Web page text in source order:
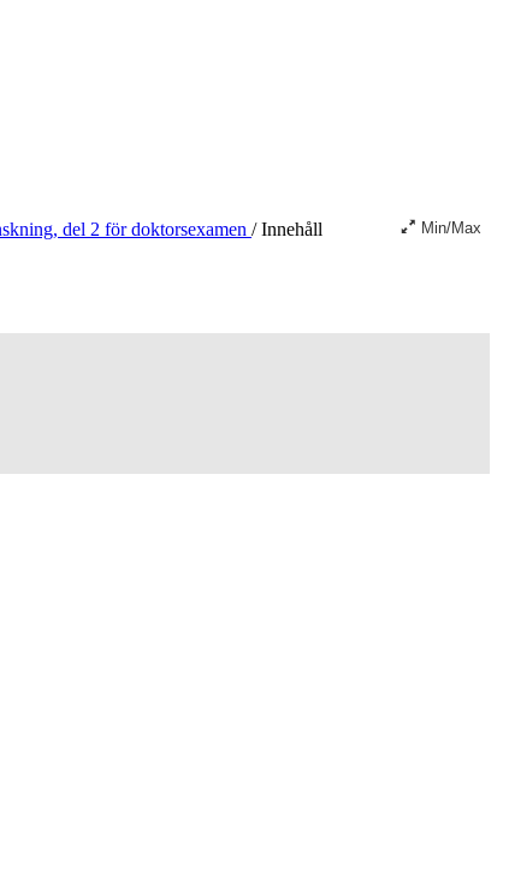
del 2 för doktorsexamen /Innehåll Min/Max